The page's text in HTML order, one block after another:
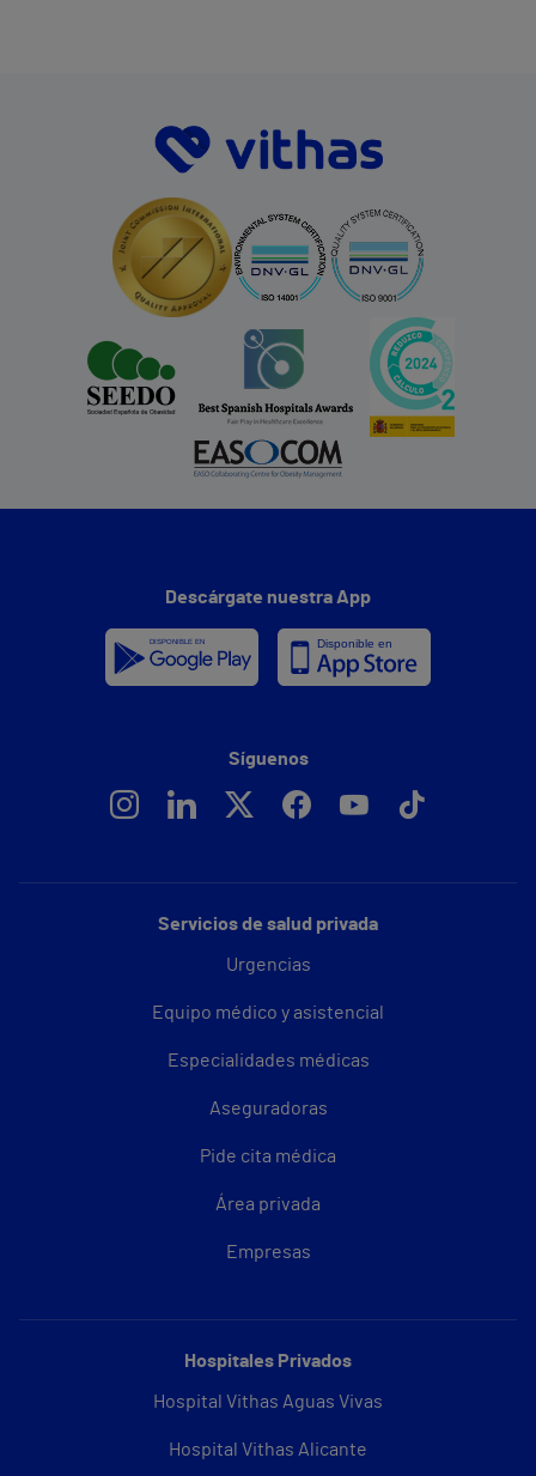
Servicios de salud privada
Urgencias
Equipo médico y asistencial
Especialidades médicas
Aseguradoras
Pide cita médica
Área privada
Empresas
Hospitales Privados
Hospital Vithas Aguas Vivas
Hospital Vithas Alicante
Descárgate nuestra App
Síguenos